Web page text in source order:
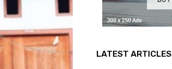
LATEST ARTICLES